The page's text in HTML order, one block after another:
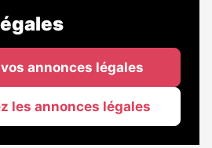
annonces légales
les annonces légales